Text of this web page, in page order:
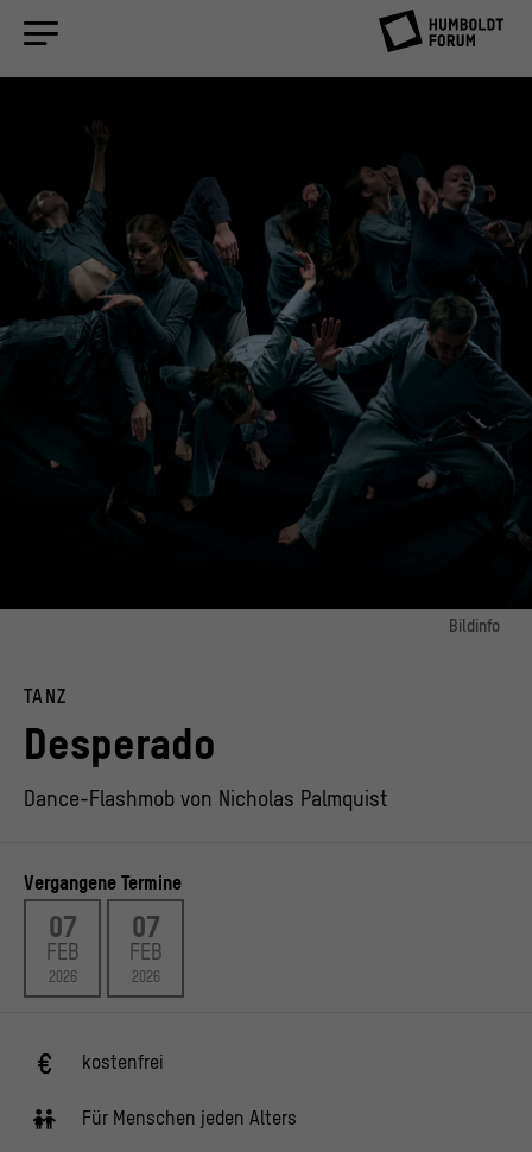
Bildinfo
TANZ
Desperado
Dance-Flashmob von Nicholas Palmquist
Vergangene Termine
07
FEB
2026
07
FEB
2026
kostenfrei
Für Menschen jeden Alters